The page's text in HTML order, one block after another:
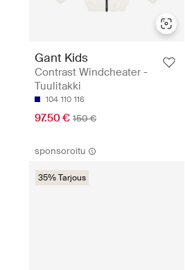
Gant Kids
Contrast Windcheater -
Tuulitakki
104 110 116
97.50 € 150 €
sponsoroitu
35% Tarjous